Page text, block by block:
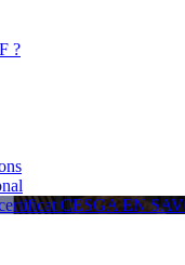
?
CESGA EN